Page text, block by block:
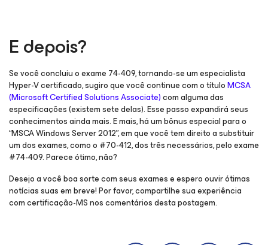
E depois?
Se você concluiu o exame 74-409, tornando-se um especialista
Hyper-V certificado, sugiro que você continue com o títuloMCSA
(Microsoft Certified Solutions Associate)com alguma das
especificações (existem sete delas). Esse passo expandirá seus
conhecimentos ainda mais. E mais, há um bônus especial para o
“MSCA Windows Server 2012”, em que você tem direito a substituir
um dos exames, como o #70-412, dos três necessários, pelo exame
#74-409. Parece ótimo, não?
Desejo a você boa sorte com seus exames e espero ouvir ótimas
notícias suas em breve! Por favor, compartilhe sua experiência
com certificação-MS nos comentários desta postagem.